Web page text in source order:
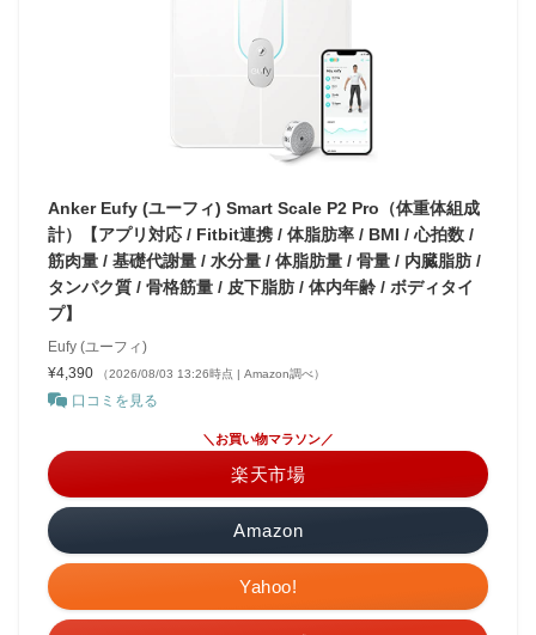
Anker Eufy (ユーフィ) Smart Scale P2 Pro（体重体組成
計）【アプリ対応 / Fitbit連携 / 体脂肪率 / BMI / 心拍数 /
筋肉量 / 基礎代謝量 / 水分量 / 体脂肪量 / 骨量 / 内臓脂肪 /
タンパク質 / 骨格筋量 / 皮下脂肪 / 体内年齢 / ボディタイ
プ】
Eufy (ユーフィ)
¥4,390
（2026/08/03 13:26時点 | Amazon調べ）
口コミを見る
Amazon
＼お買い物マラソン／
楽天市場
Yahoo!